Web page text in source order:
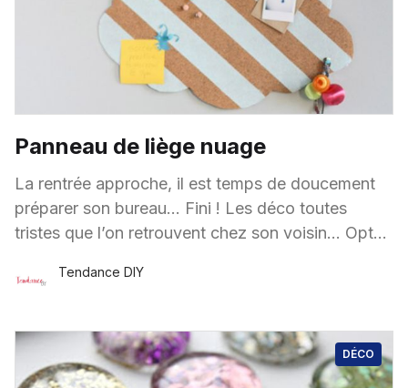
Panneau de liège nuage
La rentrée approche, il est temps de doucement
préparer son bureau… Fini ! Les déco toutes
tristes que l’on retrouvent chez son voisin… Optez
Tendance DIY
DÉCO